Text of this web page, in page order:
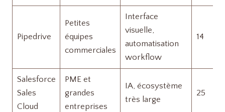
Pipedrive
Petites
équipes
commerciales
Interface
visuelle,
automatisation
workflow
14
Salesforce
Sales
Cloud
PME et
grandes
entreprises
IA, écosystème
très large
25